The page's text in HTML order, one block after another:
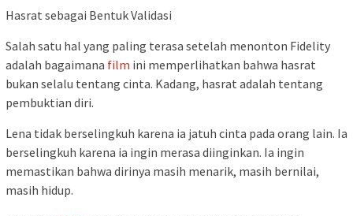
Hasrat sebagai Bentuk Validasi
Salah satu hal yang paling terasa setelah menonton Fidelity
adalah bagaimana film ini memperlihatkan bahwa hasrat
bukan selalu tentang cinta. Kadang, hasrat adalah tentang
pembuktian diri.
Lena tidak berselingkuh karena ia jatuh cinta pada orang lain. Ia
berselingkuh karena ia ingin merasa diinginkan. Ia ingin
memastikan bahwa dirinya masih menarik, masih bernilai,
masih hidup.